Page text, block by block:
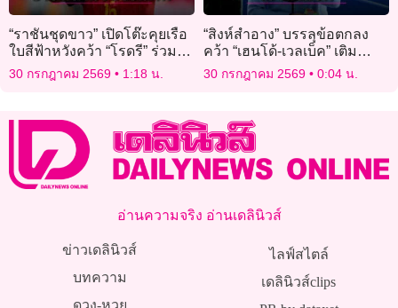
“ราชันชุดขาว” เปิดโต๊ะคุยเรือ
ใบสีฟ้าหวังคว้า “โรดรี” ร่วม
ทัพ
30 กรกฎาคม 2569 1:18 น.
“สิงห์สำอาง” บรรลุข้อตกลง
คว้า “เฮนโด้-เวลเบ็ค” เติม
ความเก๋า
30 กรกฎาคม 2569 0:04 น.
อ่านความจริง อ่านเดลินิวส์
ข่าวเดลินิวส์
บทความ
ดวง-หวย
ไลฟ์สไตล์
เดลินิวส์clips